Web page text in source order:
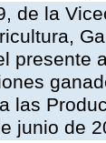
de la
presente
las
junio de